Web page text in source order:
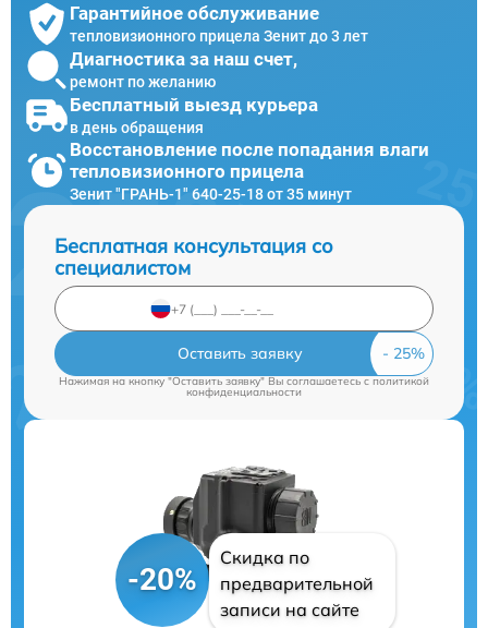
Гарантийное обслуживание
тепловизионного прицела Зенит до 3 лет
Диагностика за наш счет,
ремонт по желанию
Бесплатный выезд курьера
в день обращения
Восстановление после попадания влаги
тепловизионного прицела
Зенит "ГРАНЬ-1" 640-25-18 от 35 минут
Бесплатная консультация со
специалистом
Оставить заявку
Нажимая на кнопку "Оставить заявку" Вы соглашаетесь cполитикой
конфиденциальности
-20%
Скидка по
предварительной
записи на сайте